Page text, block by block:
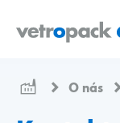
stránku
O nás